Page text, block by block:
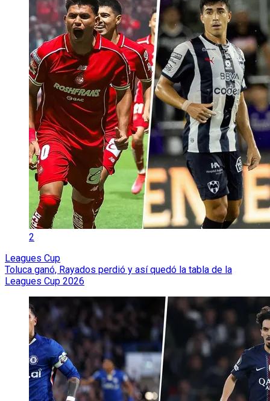
2
Leagues Cup
Toluca ganó, Rayados perdió y así quedó la tabla de la
Leagues Cup 2026